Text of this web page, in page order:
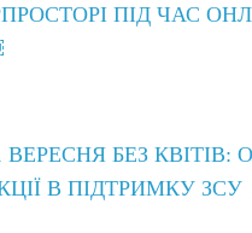
ПІД ЧАС
БЕЗ
В ПІДТРИМКУ ЗСУ